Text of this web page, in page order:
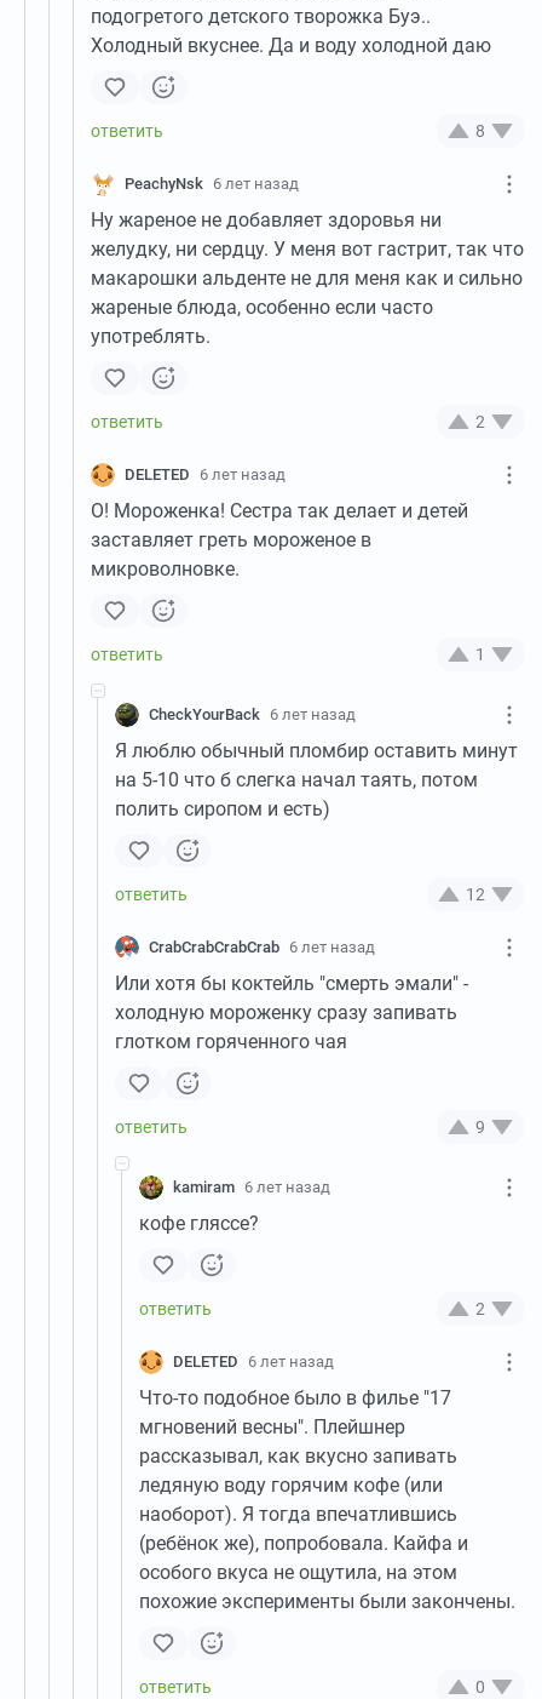
подогретого детского творожка Буэ..
Холодный вкуснее. Да и воду холодной даю
8
PeachyNsk 6 лет назад
Ну жареное не добавляет здоровья ни
желудку, ни сердцу. У меня вот гастрит, так что
макарошки альденте не для меня как и сильно
жареные блюда, особенно если часто
употреблять.
2
DELETED 6 лет назад
О! Мороженка! Сестра так делает и детей
заставляет греть мороженое в
микроволновке.
1
CheckYourBack 6 лет назад
Я люблю обычный пломбир оставить минут
на 5-10 что б слегка начал таять, потом
полить сиропом и есть)
12
CrabCrabCrabCrab 6 лет назад
Или хотя бы коктейль "смерть эмали" -
холодную мороженку сразу запивать
глотком горяченного чая
9
kamiram 6 лет назад
кофе гляссе?
2
DELETED 6 лет назад
Что-то подобное было в филье "17
мгновений весны". Плейшнер
рассказывал, как вкусно запивать
ледяную воду горячим кофе (или
наоборот). Я тогда впечатлившись
(ребёнок же), попробовала. Кайфа и
особого вкуса не ощутила, на этом
похожие эксперименты были закончены.
0